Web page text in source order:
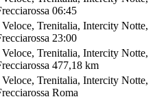
06:45
Trenitalia, Intercity Notte,
23:00
Trenitalia, Intercity Notte,
477,18 km
Trenitalia, Intercity Notte,
Roma